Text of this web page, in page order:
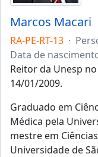
Marcos Macari
RA-PE-RT-13 ·
Data de
Reitor da Unesp
14/01/2009.
Graduado em
Médica pela
mestre em
Universidade de